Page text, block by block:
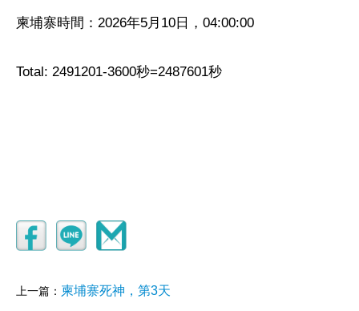
柬埔寨時間：2026年5月10日，04:00:00
Total: 2491201-3600秒=2487601秒
上一篇： 柬埔寨死神，第3天